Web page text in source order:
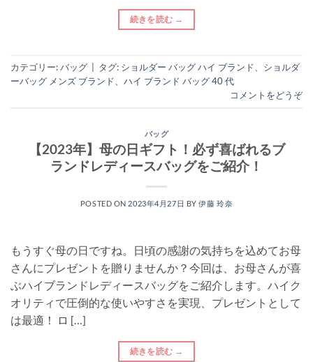
続きを読む →
カテゴリー:バッグ タグ: ショルダー バッグ ハイ ブランド
ショルダ
ーバッグ メンズ ブランド
ハイ ブランド バッグ 40 代
コメントをどうぞ
バッグ
【2023年】母の日ギフト！必ず喜ばれるブ
ランドレディースバッグをご紹介！
POSTED ON 2023年4月27日 BY伊藤 玲奈
もうすぐ母の日ですね。日頃の感謝の気持ちを込めてお母
さんにプレゼントを贈りませんか？今回は、お母さんが喜
ぶハイブランドレディースバッグをご紹介します。ハイク
オリティで圧倒的な使いやすさを実現、プレゼントとして
は最適！ ロ […]
続きを読む →